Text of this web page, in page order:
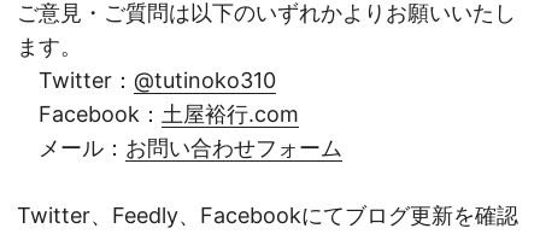
ご意見・ご質問は以下のいずれかよりお願いいたし
ます。
Twitter： @tutinoko310
Facebook： 土屋裕行.com
メール： お問い合わせフォーム
Twitter、Feedly、Facebookにてブログ更新を確認